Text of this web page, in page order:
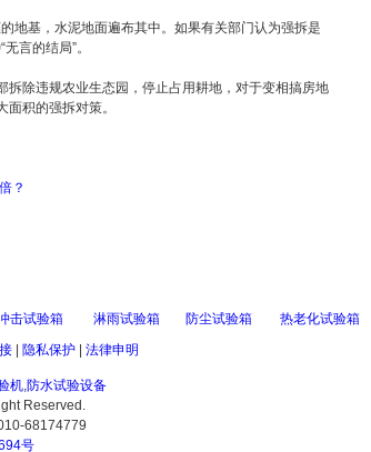
地基，水泥地面遍布其中。如果有关部门认为强拆是
言的结局”。
除违规农业生态园，停止占用耕地，对于变相搞房地
积的强拆对策。
？
击试验箱 淋雨试验箱 防尘试验箱
热老化试验箱
| 隐私保护| 法律申明
机,防水试验设备
Reserved.
68174779
号